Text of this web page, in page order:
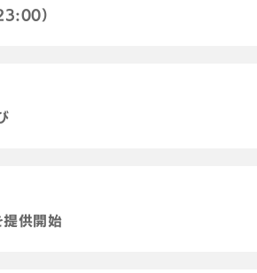
）
供開始